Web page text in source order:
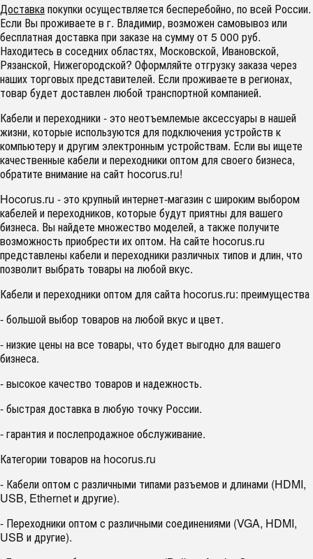
Доставкапокупки осуществляется бесперебойно, по всей России.
Если Вы проживаете в г. Владимир, возможен самовывоз или
бесплатная доставка при заказе на сумму от 5 000 руб.
Находитесь в соседних областях, Московской, Ивановской,
Рязанской, Нижегородской? Оформляйте отгрузку заказа через
наших торговых представителей. Если проживаете в регионах,
товар будет доставлен любой транспортной компанией.
Кабели и переходники - это неотъемлемые аксессуары в нашей
жизни, которые используются для подключения устройств к
компьютеру и другим электронным устройствам. Если вы ищете
качественные кабели и переходники оптом для своего бизнеса,
обратите внимание на сайт hocorus.ru!
Hocorus.ru - это крупный интернет-магазин с широким выбором
кабелей и переходников, которые будут приятны для вашего
бизнеса. Вы найдете множество моделей, а также получите
возможность приобрести их оптом. На сайте hocorus.ru
представлены кабели и переходники различных типов и длин, что
позволит выбрать товары на любой вкус.
Кабели и переходники оптом для сайта hocorus.ru: преимущества
- большой выбор товаров на любой вкус и цвет.
- низкие цены на все товары, что будет выгодно для вашего
бизнеса.
- высокое качество товаров и надежность.
- быстрая доставка в любую точку России.
- гарантия и послепродажное обслуживание.
Категории товаров на hocorus.ru
- Кабели оптом с различными типами разъемов и длинами (HDMI,
USB, Ethernet и другие).
- Переходники оптом с различными соединениями (VGA, HDMI,
USB и другие).